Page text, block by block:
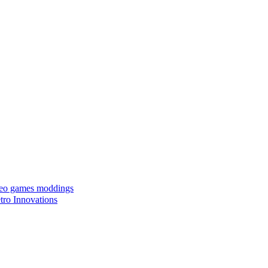
games moddings
Innovations